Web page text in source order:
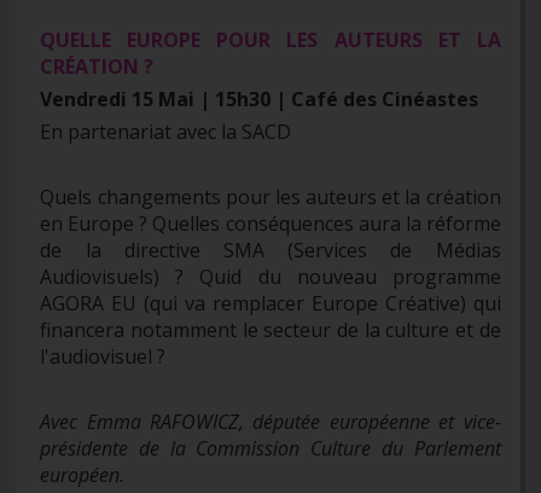
QUELLE EUROPE POUR LES AUTEURS ET LA
CRÉATION ?
Vendredi 15 Mai | 15h30 | Café des Cinéastes
En partenariat avec la SACD
Quels changements pour les auteurs et la création
en Europe ? Quelles conséquences aura la réforme
de la directive SMA (Services de Médias
Audiovisuels) ? Quid du nouveau programme
AGORA EU (qui va remplacer Europe Créative) qui
financera notamment le secteur de la culture et de
l'audiovisuel ?
Avec Emma RAFOWICZ, députée européenne et vice-
présidente de la Commission Culture du Parlement
européen.